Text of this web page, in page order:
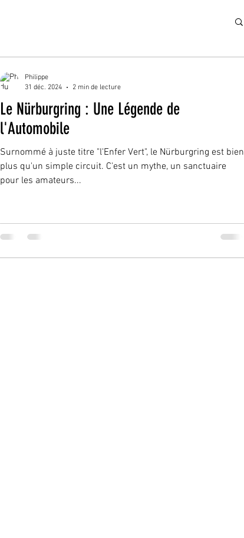
Le Nürburgring : Une Légende de
l'Automobile
Surnommé à juste titre "l'Enfer Vert", le Nürburgring est bien
plus qu'un simple circuit. C'est un mythe, un sanctuaire
pour les amateurs...
Philippe
31 déc. 2024
2 min de lecture